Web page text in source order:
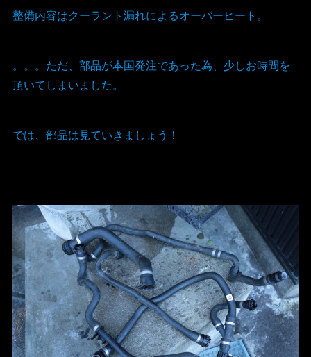
整備内容はクーラント漏れによるオーバーヒート。
。。。ただ、部品が本国発注であった為、少しお時間を
頂いてしまいました。
では、部品は見ていきましょう！